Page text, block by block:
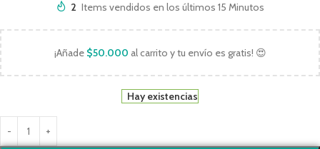
2 Items vendidos en los últimos 15 Minutos
¡Añade $50.000 al carrito y tu envío es gratis! 😍
Hay existencias